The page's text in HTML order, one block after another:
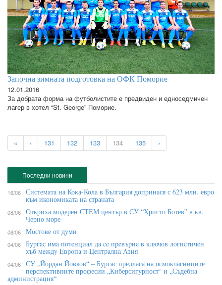
Започна зимната подготовка на ОФК Поморие
12.01.2016
За добрата форма на футболистите е предвиден и едноседмичен
лагер в хотел “St. George” Поморие.
« ‹ 131 132 133 134 135 ›
Последни новини
16/06 Системата на Кока-Кола в България допринася с 623 млн. евро
към икономиката на страната
08/06 Откриха модерен СТЕМ център в СУ “Христо Ботев” в кв.
Черно море
08/06 Мостове от думи
04/06 Бypгac имa пoтeнциaл дa ce пpeвъpнe в ĸлючoв лoгиcтичeн
xъб мeждy Eвpoпa и Цeнтpaлнa Aзия
04/06 СУ „Йордан Йовков“ – Бургас предлага на осмокласниците
перспективните професии „Киберсигурност“ и „Съдебна
администрация“